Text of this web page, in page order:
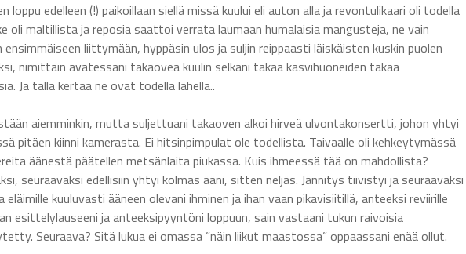
loppu edelleen (!) paikoillaan siellä missä kuului eli auton alla ja revontulikaari oli todella
oli maltillista ja reposia saattoi verrata laumaan humalaisia mangusteja, ne vain
liittymään, hyppäsin ulos ja suljin reippaasti läiskäisten kuskin puolen
nimittäin avatessani takaovea kuulin selkäni takaa kasvihuoneiden takaa
Ja tällä kertaa ne ovat todella lähellä..
aiemminkin, mutta suljettuani takaoven alkoi hirveä ulvontakonsertti, johon yhtyi
pitäen kiinni kamerasta. Ei hitsinpimpulat ole todellista. Taivaalle oli kehkeytymässä
äänestä päätellen metsänlaita piukassa. Kuis ihmeessä tää on mahdollista?
seuraavaksi edellisiin yhtyi kolmas ääni, sitten neljäs. Jännitys tiivistyi ja seuraavaksi
kuuluvasti ääneen olevani ihminen ja ihan vaan pikavisiitillä, anteeksi reviirille
esittelylauseeni ja anteeksipyyntöni loppuun, sain vastaani tukun raivoisia
Seuraava? Sitä lukua ei omassa ”näin liikut maastossa” oppaassani enää ollut.